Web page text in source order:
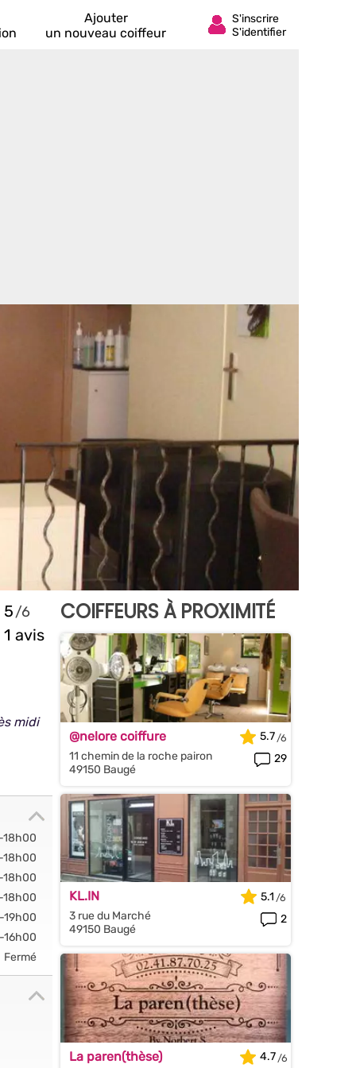
Ajouter
un nouveau coiffeur
5
1 avis
midi
Fermé
COIFFEURS À PROXIMITÉ
@nelore coiffure
11 chemin de la roche pairon
49150 Baugé
5.7
29
KL.IN
3 rue du Marché
49150 Baugé
5.1
2
La paren(thèse)
4.7